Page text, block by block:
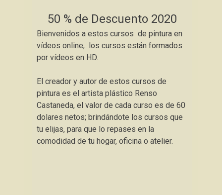
50 % de Descuento 2020
Bienvenidos a estos cursos de pintura en
vídeos online, los cursos están formados
por vídeos en HD.
El creador y autor de estos cursos de
pintura es el artista plástico Renso
Castaneda, el valor de cada curso es de 60
dolares netos; brindándote los cursos que
tu elijas, para que lo repases en la
comodidad de tu hogar, oficina o atelier.